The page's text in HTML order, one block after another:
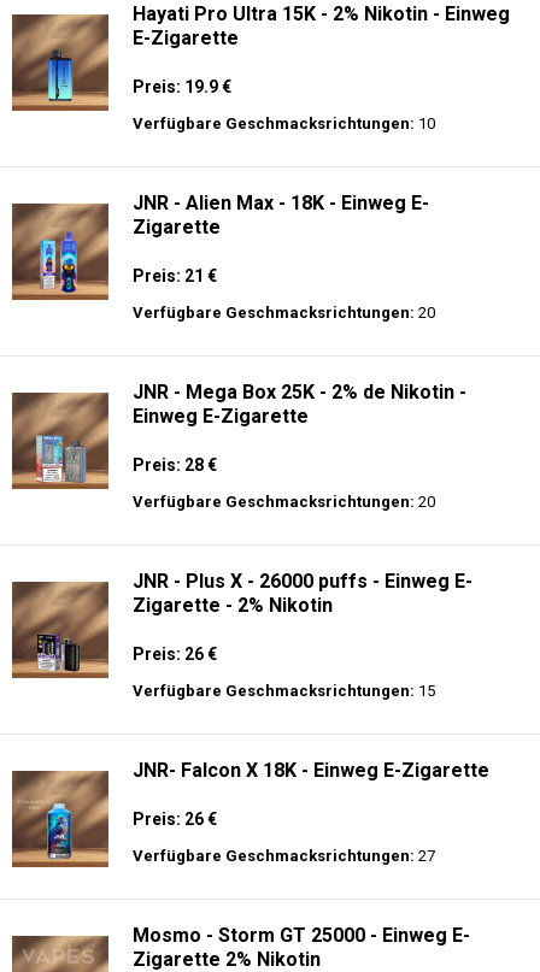
Hayati Pro Ultra 15K - 2% Nikotin - Einweg
E-Zigarette
Preis: 19.9 €
Verfügbare Geschmacksrichtungen: 10
JNR - Alien Max - 18K - Einweg E-
Zigarette
Preis: 21 €
Verfügbare Geschmacksrichtungen: 20
JNR - Mega Box 25K - 2% de Nikotin -
Einweg E-Zigarette
Preis: 28 €
Verfügbare Geschmacksrichtungen: 20
JNR - Plus X - 26000 puffs - Einweg E-
Zigarette - 2% Nikotin
Preis: 26 €
Verfügbare Geschmacksrichtungen: 15
JNR- Falcon X 18K - Einweg E-Zigarette
Preis: 26 €
Verfügbare Geschmacksrichtungen: 27
Mosmo - Storm GT 25000 - Einweg E-
Zigarette 2% Nikotin